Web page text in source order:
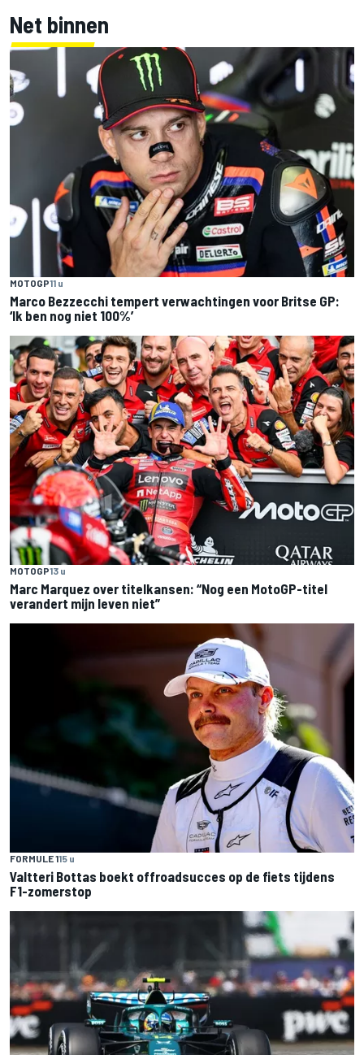
Net binnen
MOTOGP11 u
Marco Bezzecchi tempert verwachtingen voor Britse GP:
‘Ik ben nog niet 100%’
MOTOGP13 u
Marc Marquez over titelkansen: “Nog een MotoGP-titel
verandert mijn leven niet”
FORMULE 115 u
Valtteri Bottas boekt offroadsucces op de fiets tijdens
F1-zomerstop